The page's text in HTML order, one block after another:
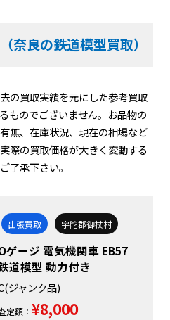
奈良の鉄道模型買取）
の買取実績を元にした参考買取
ものでございません。お品物の
無、在庫状況、現在の相場など
際の買取価格が大きく変動する
了承下さい。
出張買取 宇陀郡御杖村
ゲージ 電気機関車 EB57
道模型 動力付き
ジャンク品)
定額： ¥8,000